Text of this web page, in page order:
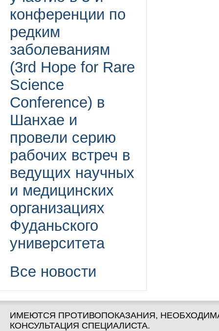
конференции по
редким
заболеваниям
(3rd Hope for Rare
Science
Conference) в
Шанхае и
провели серию
рабочих встреч в
ведущих научных
и медицинских
организациях
Фуданьского
университета
Все новости
ИМЕЮТСЯ ПРОТИВОПОКАЗАНИЯ,
КОНСУЛЬТАЦИЯ СПЕЦИАЛИСТА.